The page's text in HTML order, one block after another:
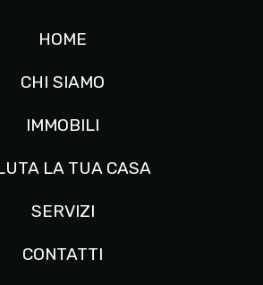
HOME
CHI SIAMO
IMMOBILI
LA TUA CASA
SERVIZI
CONTATTI